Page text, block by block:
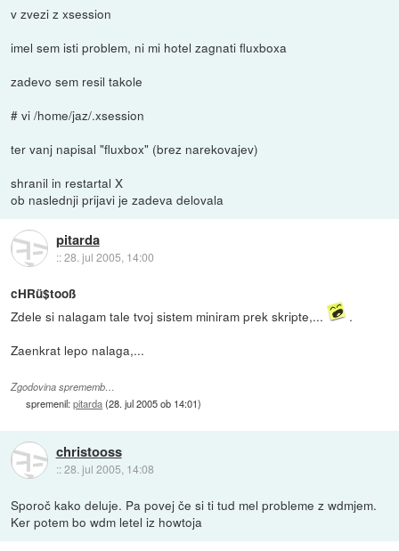
v zvezi z xsession
imel sem isti problem, ni mi hotel zagnati fluxboxa
zadevo sem resil takole
# vi /home/jaz/.xsession
ter vanj napisal "fluxbox" (brez narekovajev)
shranil in restartal X
ob naslednji prijavi je zadeva delovala
pitarda
::28. jul 2005, 14:00
cHRü$tooß
Zdele si nalagam tale tvoj sistem miniram prek skripte,...
.
Zaenkrat lepo nalaga,...
Zgodovina sprememb…
spremenil:pitarda(28. jul 2005 ob 14:01)
christooss
::28. jul 2005, 14:08
Sporoč kako deluje. Pa povej če si ti tud mel probleme z wdmjem.
Ker potem bo wdm letel iz howtoja